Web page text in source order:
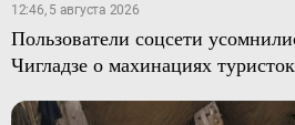
12:46, 5 августа 2026
Пользователи соцсети
Чигладзе о махинациях